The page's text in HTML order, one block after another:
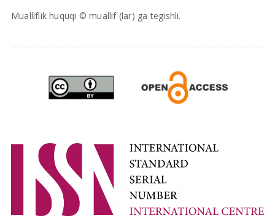
Mualliflik huquqi © muallif (lar) ga tegishli.